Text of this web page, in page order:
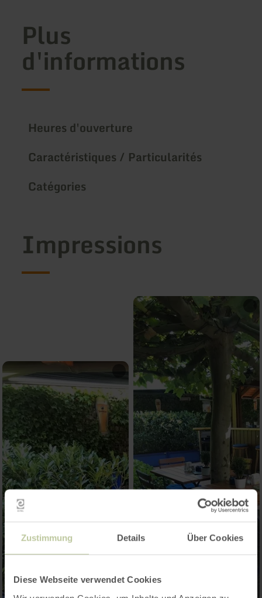
Zustimmung Details Über Cookies
Diese Webseite verwendet Cookies
Plus
d'informations
Heures d'ouverture
Caractéristiques / Particularités
Catégories
Impressions